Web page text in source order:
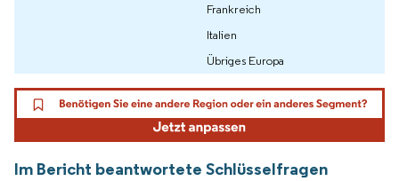
Frankreich
Italien
Übriges Europa
Im Bericht beantwortete Schlüsselfragen